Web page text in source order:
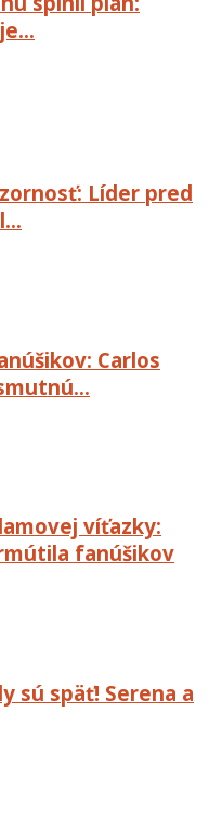
Líder pred
Carlos
víťazky:
fanúšikov
sú späť! Serena a